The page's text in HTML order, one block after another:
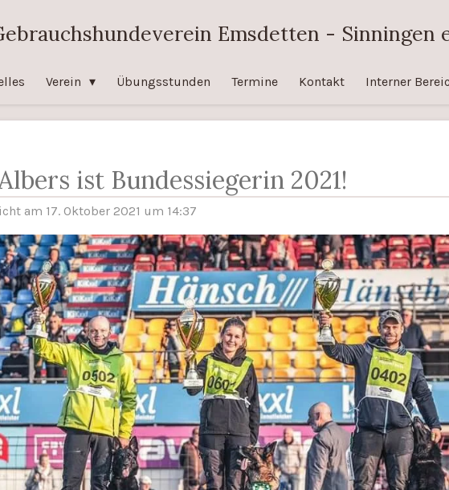
Emsdetten - Sinningen
Verein Übungsstunden Termine Kontakt Interner
ist Bundessiegerin 2021!
am 17. Oktober 2021 um 14:37